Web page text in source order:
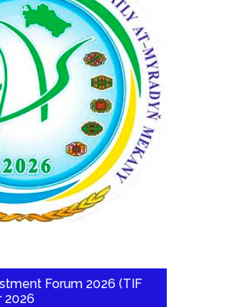
Forum 2026 (TIF
2026